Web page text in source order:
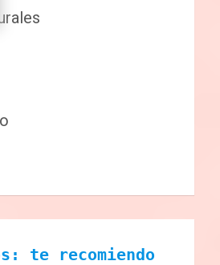
te recomiendo